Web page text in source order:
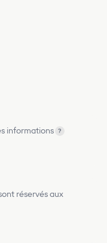
informations ?
réservés aux